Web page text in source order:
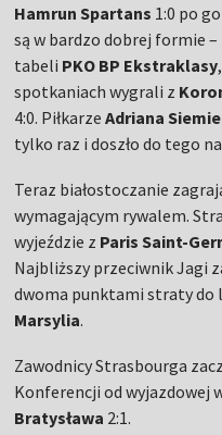
Hamrun Spartans 1:0 po
są w bardzo dobrej formie
tabeli PKO BP Ekstraklasy
spotkaniach wygrali z
4:0. PiłkarzeAdriana
tylko raz i doszło do tego
Teraz białostoczanie
wymagającym rywalem.
wyjeździe z Paris Saint-
Najbliższy przeciwnik Jagi
dwoma punktami straty do
Marsylia.
Zawodnicy Strasbourga
Konferencji od wyjazdowej
Bratysława 2:1.